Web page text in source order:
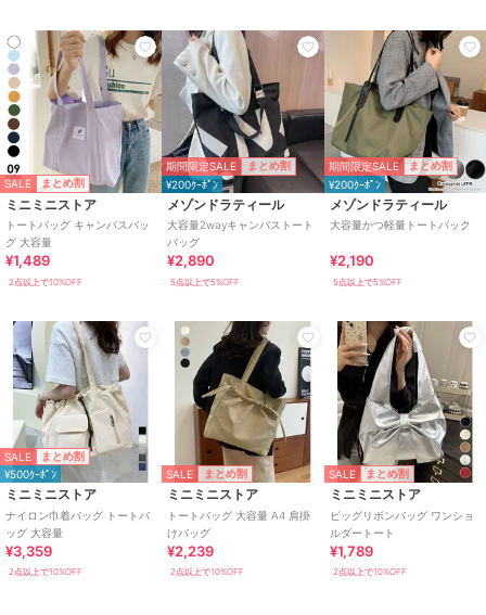
SALE まとめ割
ミニミニストア
トートバッグ キャンバスバッ
グ 大容量
¥1,489
2点以上で10%OFF
期間限定SALE まとめ割
¥200ｸｰﾎﾟﾝ
メゾンドラティール
大容量2wayキャンバストート
バッグ
¥2,890
5点以上で5%OFF
期間限定SALE まとめ割
¥200ｸｰﾎﾟﾝ
メゾンドラティール
大容量かつ軽量トートバック
¥2,190
5点以上で5%OFF
SALE まとめ割
¥500ｸｰﾎﾟﾝ
ミニミニストア
ナイロン巾着バッグ トートバ
ッグ 大容量
¥3,359
2点以上で10%OFF
SALE まとめ割
ミニミニストア
トートバッグ 大容量 A4 肩掛
けバッグ
¥2,239
2点以上で10%OFF
SALE まとめ割
ミニミニストア
ビッグリボンバッグ ワンショ
ルダートート
¥1,789
2点以上で10%OFF